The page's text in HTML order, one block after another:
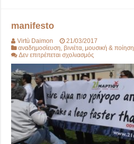
manifesto
Virtù Daimon
21/03/2017
αναδημοσίευση,βινιέτα,μουσική & ποίηση
Δεν επιτρέπεται σχολιασμός